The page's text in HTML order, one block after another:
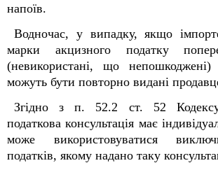
напоїв.
Водночас, у випадку, якщо
марки акцизного податку
(невикористані, що
можуть бути повторно видані
Згідно з п. 52.2 ст. 52 Кодексу
податкова консультація має
може використовуватися
податків, якому надано таку